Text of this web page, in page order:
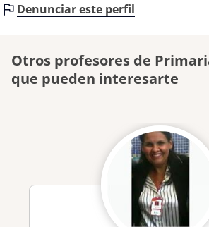
Denunciar este perfil
Otros profesores de
que pueden interesarte